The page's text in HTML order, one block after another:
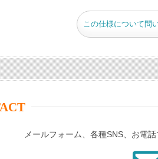
この仕様について問
メールフォーム、各種SNS、お電